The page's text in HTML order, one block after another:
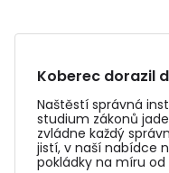
Koberec dorazil
Naštěstí správná
studium zákonů
zvládne každý
jistí, v naší nabídce
pokládky na míru